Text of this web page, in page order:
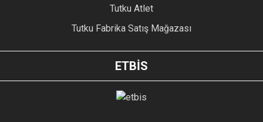
Tutku Atlet
Tutku Fabrika Satış Mağazası
ETBİS